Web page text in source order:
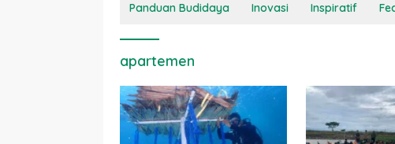
Panduan Budidaya Inovasi Inspiratif
apartemen